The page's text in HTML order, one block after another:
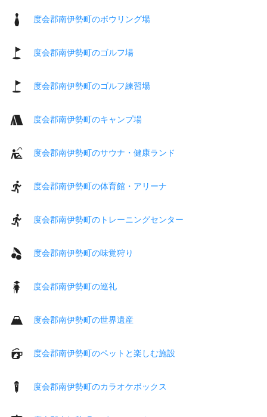
度会郡南伊勢町のボウリング場
度会郡南伊勢町のゴルフ場
度会郡南伊勢町のゴルフ練習場
度会郡南伊勢町のキャンプ場
度会郡南伊勢町のサウナ・健康ランド
度会郡南伊勢町の体育館・アリーナ
度会郡南伊勢町のトレーニングセンター
度会郡南伊勢町の味覚狩り
度会郡南伊勢町の巡礼
度会郡南伊勢町の世界遺産
度会郡南伊勢町のペットと楽しむ施設
度会郡南伊勢町のカラオケボックス